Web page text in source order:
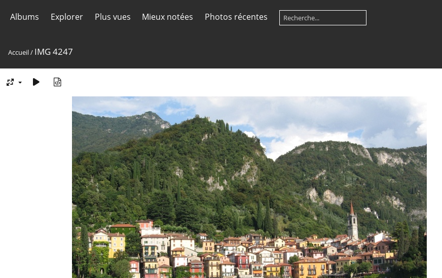
Albums Explorer Plus vues Mieux notées Photos récentes
Accueil/ IMG 4247